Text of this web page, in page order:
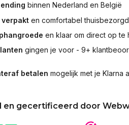
binnen Nederland en België
en comfortabel thuisbezorgd
en klaar om direct op te
gingen je voor - 9+
betalen mogelijk met je Klarna
en gecertificeerd door